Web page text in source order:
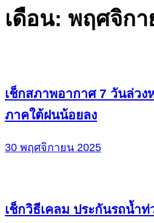
เดือน: พฤศจิกา
เช็กสภาพอากาศ 7 วันล่ว
ภาคใต้ฝนน้อยลง
30 พฤศจิกายน 2025
เช็กวิธีเคลม ประกันรถน้ำ